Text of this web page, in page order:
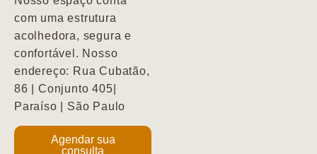
com uma estrutura
acolhedora, segura e
confortável. Nosso
endereço: Rua Cubatão,
86 | Conjunto 405|
Paraíso | São Paulo
Agendar sua
consulta